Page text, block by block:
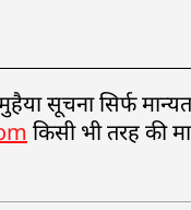
सूचना सिर्फ
किसी भी तरह की